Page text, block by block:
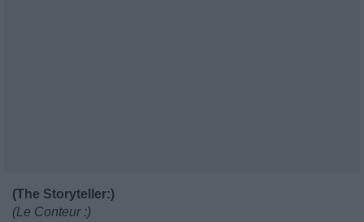
(The Storyteller:)
(Le Conteur :)